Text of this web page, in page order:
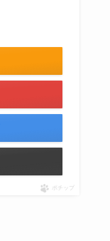
ポチップ